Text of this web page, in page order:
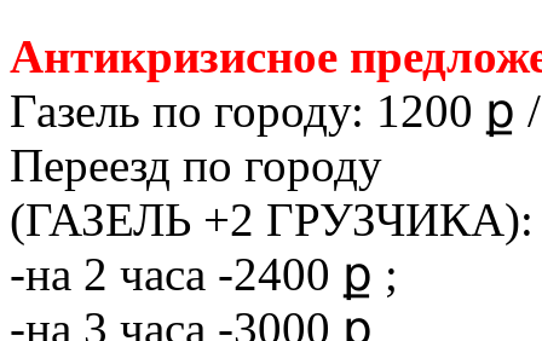
Антикризисное
Газель по городу: 1200 ք
Переезд по городу
(ГАЗЕЛЬ +2 ГРУЗЧИКА):
-на 2 часа -2400 ք ;
-на 3 часа -3000 ք